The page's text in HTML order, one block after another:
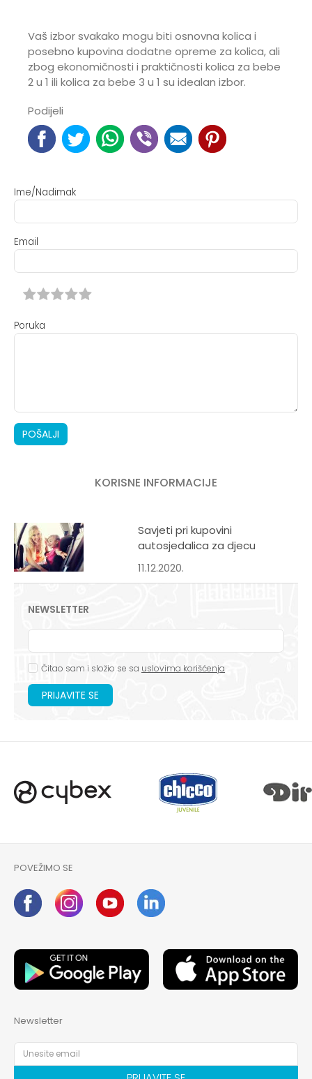
Vaš izbor svakako mogu biti osnovna kolica i
posebno kupovina dodatne opreme za kolica, ali
zbog ekonomičnosti i praktičnosti kolica za bebe
2 u 1 ili kolica za bebe 3 u 1 su idealan izbor.
Podijeli
Ime/Nadimak
Email
Poruka
POŠALJI
KORISNE INFORMACIJE
Savjeti pri kupovini
autosjedalica za djecu
11.12.2020.
NEWSLETTER
Čitao sam i složio se sa uslovima korišćenja
PRIJAVITE SE
POVEŽIMO SE
Newsletter